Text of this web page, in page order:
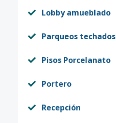
Lobby amueblado
Parqueos techados
Pisos Porcelanato
Portero
Recepción